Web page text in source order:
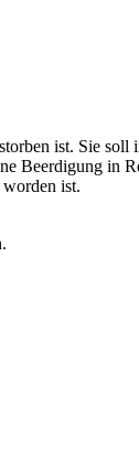
ist. Sie
Beerdigung in
ist.